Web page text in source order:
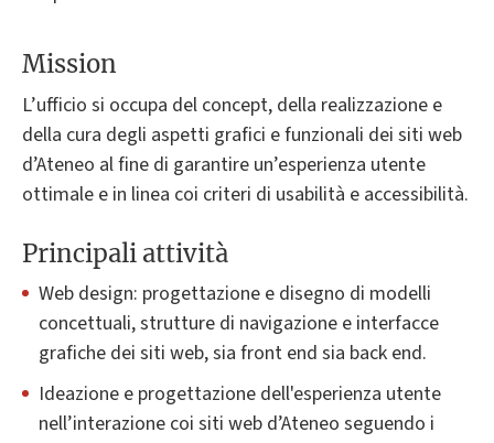
Mission
L’ufficio si occupa del concept, della realizzazione e
della cura degli aspetti grafici e funzionali dei siti web
d’Ateneo al fine di garantire un’esperienza utente
ottimale e in linea coi criteri di usabilità e accessibilità.
Principali attività
Web design: progettazione e disegno di modelli
concettuali, strutture di navigazione e interfacce
grafiche dei siti web, sia front end sia back end.
Ideazione e progettazione dell'esperienza utente
nell’interazione coi siti web d’Ateneo seguendo i